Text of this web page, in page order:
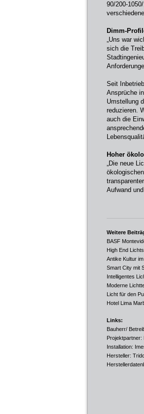
90/200-
Dimm-
„Uns war
sich die
Seit
Ansprüche
Umstellung
reduzieren.
auch die
Hoher
„Die neue
Aufwand
Weitere
BASF
High End
Antike Kultur
Smart City mit
Intelligentes
Moderne
Licht für den
Hotel Lima
Links:
Bauherr/
Projektpartner:
Installation:
Hersteller: